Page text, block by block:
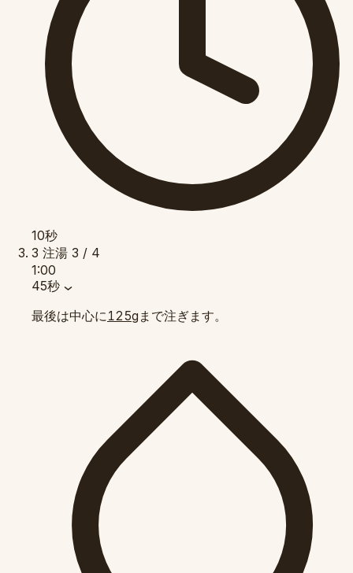
10秒
3 注湯 3 / 4
1:00
45秒
最後は中心に125g まで注ぎます。